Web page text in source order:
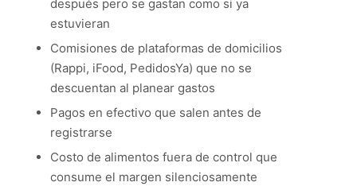
después pero se gastan como si ya
estuvieran
Comisiones de plataformas de domicilios
(Rappi, iFood, PedidosYa) que no se
descuentan al planear gastos
Pagos en efectivo que salen antes de
registrarse
Costo de alimentos fuera de control que
consume el margen silenciosamente